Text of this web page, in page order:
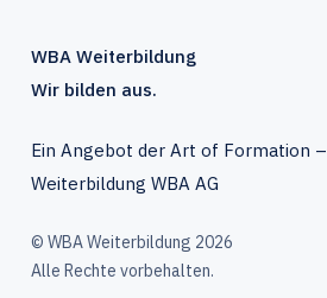
WBA Weiterbildung
Wir bilden aus.
Ein Angebot der Art of Formation –
Weiterbildung WBA AG
© WBA Weiterbildung 2026
Alle Rechte vorbehalten.